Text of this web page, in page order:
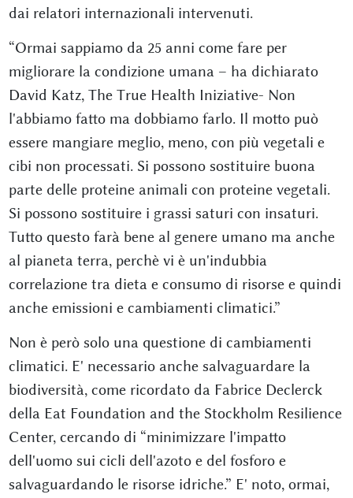
dai relatori internazionali intervenuti.
“Ormai sappiamo da 25 anni come fare per
migliorare la condizione umana – ha dichiarato
David Katz, The True Health Iniziative- Non
l'abbiamo fatto ma dobbiamo farlo. Il motto può
essere mangiare meglio, meno, con più vegetali e
cibi non processati. Si possono sostituire buona
parte delle proteine animali con proteine vegetali.
Si possono sostituire i grassi saturi con insaturi.
Tutto questo farà bene al genere umano ma anche
al pianeta terra, perchè vi è un'indubbia
correlazione tra dieta e consumo di risorse e quindi
anche emissioni e cambiamenti climatici.”
Non è però solo una questione di cambiamenti
climatici. E' necessario anche salvaguardare la
biodiversità, come ricordato da Fabrice Declerck
della Eat Foundation and the Stockholm Resilience
Center, cercando di “minimizzare l'impatto
dell'uomo sui cicli dell'azoto e del fosforo e
salvaguardando le risorse idriche.” E' noto, ormai,